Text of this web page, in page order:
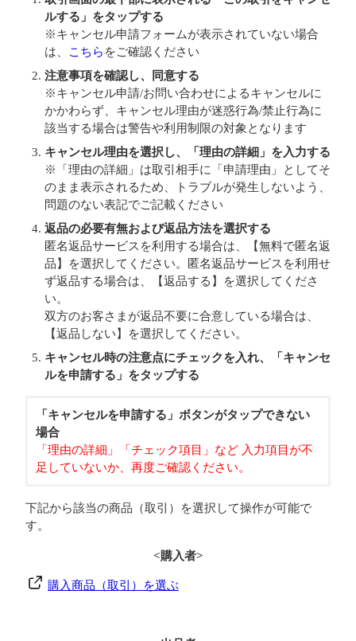
ルする」をタップする
※キャンセル申請フォームが表示されていない場合
は、
こちら をご確認ください
注意事項を確認し、同意する
※キャンセル申請/お問い合わせによるキャンセルに
かかわらず、キャンセル理由が迷惑行為/禁止行為に
該当する場合は警告や利用制限の対象となります
キャンセル理由を選択し、「理由の詳細」を入力する
※「理由の詳細」は取引相手に「申請理由」としてそ
のまま表示されるため、トラブルが発生しないよう、
問題のない表記でご記載ください
返品の必要有無および返品方法を選択する
匿名返品サービスを利用する場合は、【無料で匿名返
品】を選択してください。匿名返品サービスを利用せ
ず返品する場合は、【返品する】を選択してくださ
い。
双方のお客さまが返品不要に合意している場合は、
【返品しない】を選択してください。
キャンセル時の注意点にチェックを入れ、「キャンセ
ルを申請する」をタップする
「キャンセルを申請する」ボタンがタップできない
場合
「理由の詳細」「チェック項目」など 入力項目が不
足していないか、再度ご確認ください。
下記から該当の商品（取引）を選択して操作が可能で
す。
<購入者>
購入商品（取引）を選ぶ